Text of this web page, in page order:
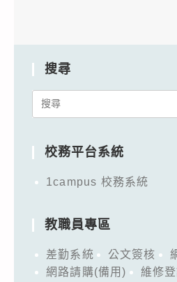
搜尋
Search
校務平台系統
1campus 校務系統
教職員專區
差勤系統 公文簽核
網路請購(備用)
維修